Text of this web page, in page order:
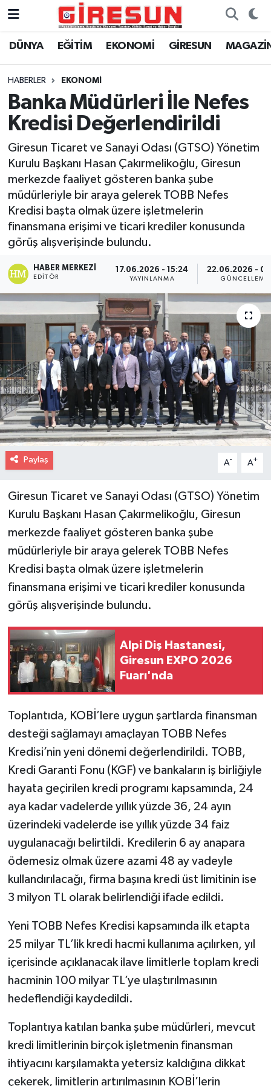
DÜNYA EĞİTİM EKONOMİ GİRESUN
HABERLER EKONOMİ
Banka Müdürleri İle Nefes
Kredisi Değerlendirildi
Giresun Ticaret ve Sanayi Odası (GTSO) Yönetim
Kurulu Başkanı Hasan Çakırmelikoğlu, Giresun
merkezde faaliyet gösteren banka şube
müdürleriyle bir araya gelerek TOBB Nefes
Kredisi başta olmak üzere işletmelerin
finansmana erişimi ve ticari krediler konusunda
görüş alışverişinde bulundu.
HABER MERKEZI
EDITÖR
17.06.2026 - 15:24
YAYINLANMA
22.06.2026 -
GÜNCELLEME
Paylaş A- A+
Giresun Ticaret ve Sanayi Odası (GTSO) Yönetim
Kurulu Başkanı Hasan Çakırmelikoğlu, Giresun
merkezde faaliyet gösteren banka şube
müdürleriyle bir araya gelerek TOBB Nefes
Kredisi başta olmak üzere işletmelerin
finansmana erişimi ve ticari krediler konusunda
görüş alışverişinde bulundu.
Alpi Diş Hastanesi,
Giresun EXPO 2026
Fuarı'nda
Toplantıda, KOBİ’lere uygun şartlarda finansman
desteği sağlamayı amaçlayan TOBB Nefes
Kredisi’nin yeni dönemi değerlendirildi. TOBB,
Kredi Garanti Fonu (KGF) ve bankaların iş birliğiyle
hayata geçirilen kredi programı kapsamında, 24
aya kadar vadelerde yıllık yüzde 36, 24 ayın
üzerindeki vadelerde ise yıllık yüzde 34 faiz
uygulanacağı belirtildi. Kredilerin 6 ay anapara
ödemesiz olmak üzere azami 48 ay vadeyle
kullandırılacağı, firma başına kredi üst limitinin ise
3 milyon TL olarak belirlendiği ifade edildi.
Yeni TOBB Nefes Kredisi kapsamında ilk etapta
25 milyar TL’lik kredi hacmi kullanıma açılırken, yıl
içerisinde açıklanacak ilave limitlerle toplam kredi
hacminin 100 milyar TL’ye ulaştırılmasının
hedeflendiği kaydedildi.
Toplantıya katılan banka şube müdürleri, mevcut
kredi limitlerinin birçok işletmenin finansman
ihtiyacını karşılamakta yetersiz kaldığına dikkat
çekerek, limitlerin artırılmasının KOBİ’lerin
Hava Durumu
Trafik Durumu
Süper Lig Puan Durumu ve Fikstür
Son Dakika Haberleri
Haber Arşivi